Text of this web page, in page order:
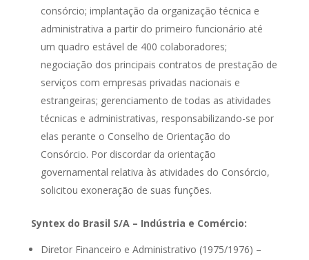
consórcio; implantação da organização técnica e
administrativa a partir do primeiro funcionário até
um quadro estável de 400 colaboradores;
negociação dos principais contratos de prestação de
serviços com empresas privadas nacionais e
estrangeiras; gerenciamento de todas as atividades
técnicas e administrativas, responsabilizando-se por
elas perante o Conselho de Orientação do
Consórcio. Por discordar da orientação
governamental relativa às atividades do Consórcio,
solicitou exoneração de suas funções.
Syntex do Brasil S/A – Indústria e Comércio:
Diretor Financeiro e Administrativo (1975/1976) –